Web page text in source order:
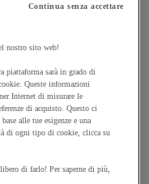
Continua senza accettare
nostro sito web!
piattaforma sarà in grado di
Queste informazioni
Internet di misurare le
di acquisto. Questo ci
alle tue esigenze e una
di ogni tipo di cookie, clicca su
di farlo! Per saperne di più,